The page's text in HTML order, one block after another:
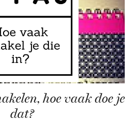
hoe vaak doe je
dat?